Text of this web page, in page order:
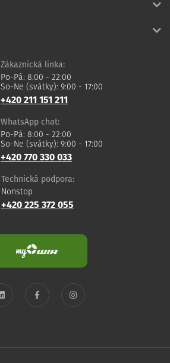
Zákaznická linka:
Po-Pá: 8:00 - 22:00
So-Ne (svátky): 9:00 - 17:00
+420 211 151 211
WhatsApp chat:
Po-Pá: 8:00 - 22:00
So-Ne (svátky): 9:00 - 17:00
+420 770 330 033
Technická podpora:
Nonstop
+420 225 372 055